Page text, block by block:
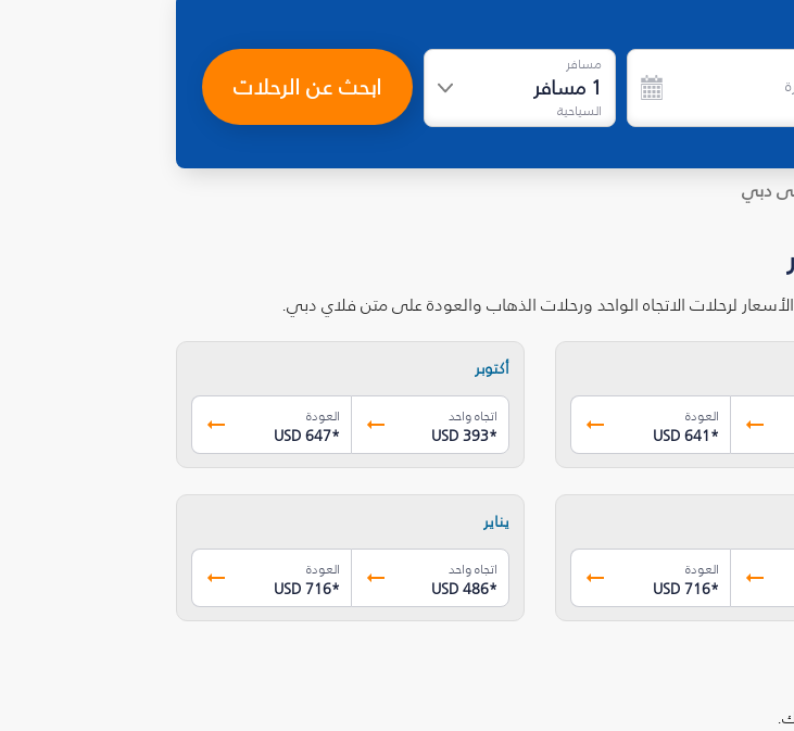
مسافر
1 مسافر
السياحية
ابحث عن الرحلات
دبي
لرحلات الاتجاه الواحد ورحلات الذهاب والعودة على متن فلاي دبي.
العودة
USD 641*
أكتوبر
اتجاه واحد
USD 393*
العودة
USD 647*
العودة
USD 716*
يناير
اتجاه واحد
USD 486*
العودة
USD 716*